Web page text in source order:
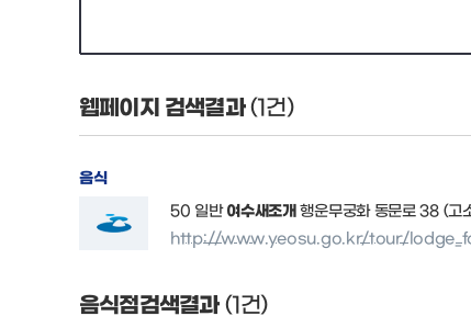
웹페이지 검색결과 (1건)
음식
50 일반 여수새조개행운무궁화 동문로 38 (고
http://www.yeosu.go.kr/tour/
음식점검색결과 (1건)